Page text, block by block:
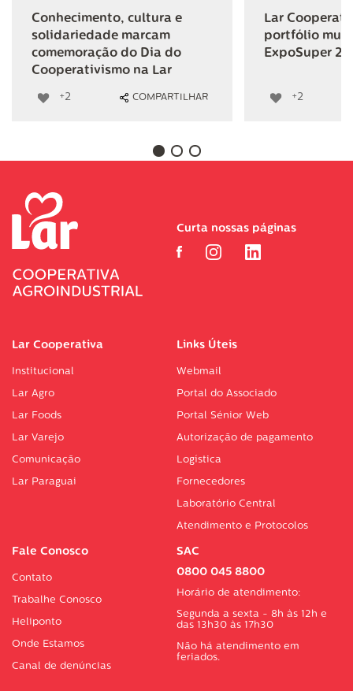
Conhecimento, cultura e
solidariedade marcam
comemoração do Dia do
Cooperativismo na Lar
+2 COMPARTILHAR
Lar
portfólio
ExpoSuper
+2
Lar Cooperativa
Institucional
Lar Agro
Lar Foods
Lar Varejo
Comunicação
Lar Paraguai
Links Úteis
Webmail
Portal do Associado
Portal Sénior Web
Autorização de pagamento
Logística
Fornecedores
Laboratório Central
Atendimento e Protocolos
Fale Conosco
Contato
Trabalhe Conosco
Heliponto
Onde Estamos
Canal de denúncias
SAC
0800 045 8800
Horário de atendimento:
Segunda a sexta - 8h às 12h e
das 13h30 às 17h30
Não há atendimento em
feriados.
Curta nossas páginas